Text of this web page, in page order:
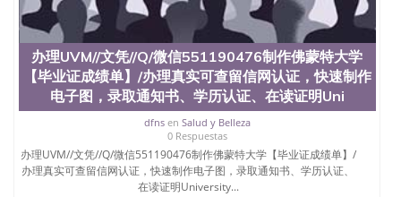
回国人员证明、留学生认证、学历认证、文凭认证学
位认证、留学生学历认证、留学生学位认证、英国文
凭学历、美国文凭学历、澳洲文凭学历、加拿大文凭
学历、新西兰学历认证等q:551190476 微信：
551190476 圣何塞州立大学毕业证（San Jose State
University）圣何塞州立大学毕业证（San Jose State
University）圣何塞州立大学毕业证（San Jose State
University）圣何塞州立大学成绩单（San Jose State
University）圣何塞州立大学成绩单（ San Jose State
University）圣何塞州立大学成绩单（San Jose State
University）成绩单圣何塞州立大学文凭（San Jose
办理UVM//文凭//Q/微信551190476制作佛蒙特大学
【毕业证成绩单】/办理真实可查留信网认证，快速制作
电子图，录取通知书、学历认证、在读证明Uni
dfnsen Salud y Belleza
0 Respuestas
办理UVM//文凭//Q/微信551190476制作佛蒙特大学【毕业证成绩单】/
办理真实可查留信网认证，快速制作电子图，录取通知书、学历认证、
在读证明University...